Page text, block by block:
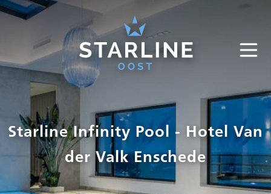
Starline Infinity Pool - Hotel Van
der Valk Enschede